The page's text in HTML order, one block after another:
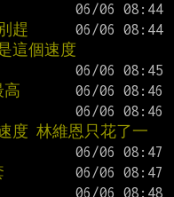
趕
這個速度
高
度 林維恩只花了一